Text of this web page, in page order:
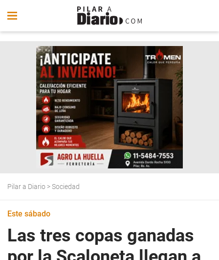
Pilar a Diario >Sociedad
Este sábado
Las tres copas ganadas